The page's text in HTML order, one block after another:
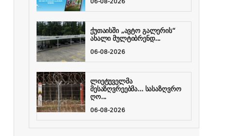
06-08-2026
ქუთაისში „ავტო გალერის“
ახალი მულტიბრენდ...
06-08-2026
ლიეტუველმა
მესაზღვრეებმა... სასაზღვრო
ღო...
06-08-2026